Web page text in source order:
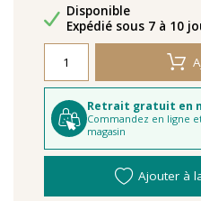
Disponibilité
Disponible
Délais de livraison
Expédié sous 7 à 10
Retrait gratuit en
Commandez en ligne
magasin
Ajouter à